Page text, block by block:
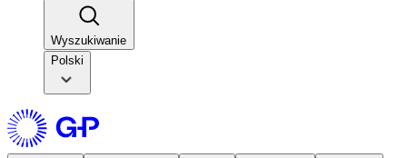
Wyszukiwanie​​
Polski